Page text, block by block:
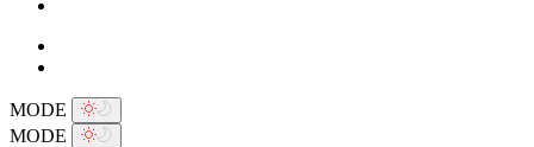
MODE
MODE